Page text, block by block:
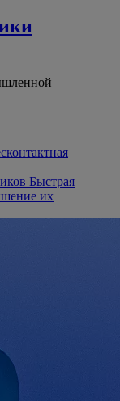
Быстрая
их